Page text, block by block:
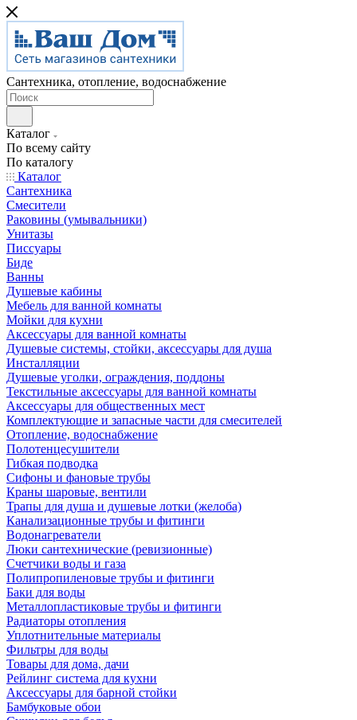
Сантехника, отопление, водоснабжение
Каталог
По всему сайту
По каталогу
Каталог
Сантехника
Смесители
Раковины (умывальники)
Унитазы
Писсуары
Биде
Ванны
Душевые кабины
Мебель для ванной комнаты
Мойки для кухни
Аксессуары для ванной комнаты
Душевые системы, стойки, аксессуары для душа
Инсталляции
Душевые уголки, ограждения, поддоны
Текстильные аксессуары для ванной комнаты
Аксессуары для общественных мест
Комплектующие и запасные части для смесителей
Отопление, водоснабжение
Полотенцесушители
Гибкая подводка
Сифоны и фановые трубы
Краны шаровые, вентили
Трапы для душа и душевые лотки (желоба)
Канализационные трубы и фитинги
Водонагреватели
Люки сантехнические (ревизионные)
Счетчики воды и газа
Полипропиленовые трубы и фитинги
Баки для воды
Металлопластиковые трубы и фитинги
Радиаторы отопления
Уплотнительные материалы
Фильтры для воды
Товары для дома, дачи
Рейлинг система для кухни
Аксессуары для барной стойки
Бамбуковые обои